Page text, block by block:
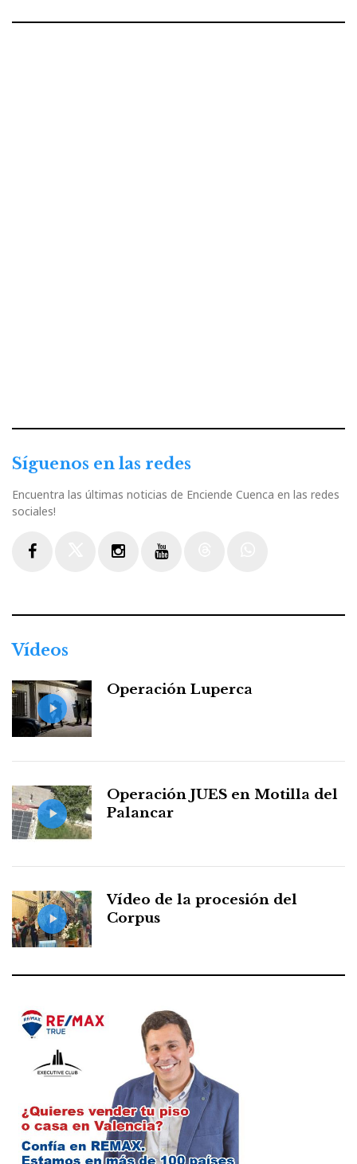
Síguenos en las redes
Encuentra las últimas noticias de Enciende Cuenca en las redes
sociales!
Vídeos
Operación Luperca
Operación JUES en Motilla del
Palancar
Vídeo de la procesión del
Corpus